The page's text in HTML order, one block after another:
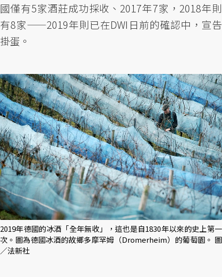
國僅有5家酒莊成功採收、2017年7家，2018年則
有8家——2019年則已在DWI日前的確認中，宣告
掛蛋。
2019年德國的冰酒「全年無收」，這也是自1830年以來的史上第一
次。圖為德國冰酒的故鄉多摩罕姆（Dromerheim）的葡萄園。 圖
／法新社